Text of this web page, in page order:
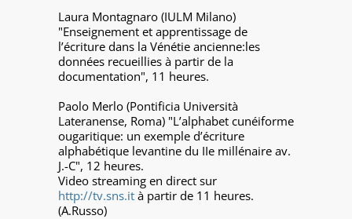
Laura Montagnaro (IULM Milano)
"Enseignement et apprentissage de
l’écriture dans la Vénétie ancienne:les
données recueillies à partir de la
documentation", 11 heures.
Paolo Merlo (Pontificia Università
Lateranense, Roma) "L’alphabet cunéiforme
ougaritique: un exemple d’écriture
alphabétique levantine du IIe millénaire av.
J.-C", 12 heures.
Video streaming en direct sur
http://tv.sns.it à partir de 11 heures.
(A.Russo)